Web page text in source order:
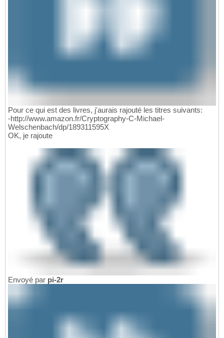
Pour ce qui est des livres, j'aurais rajouté les titres suivants:
-http://www.amazon.fr/Cryptography-C-Michael-
Welschenbach/dp/189311595X
OK, je rajoute
Envoyé par pi-2r